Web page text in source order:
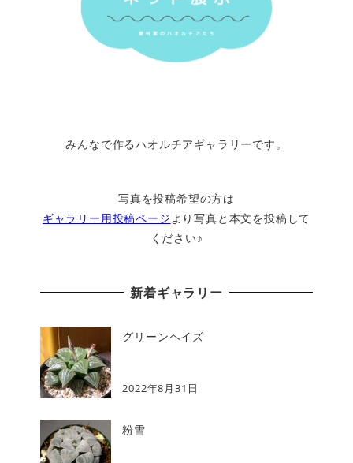
みんなで作るハオルチアギャラリーです。
写真を投稿希望の方は
ギャラリー用投稿ページ より写真と本文を投稿して
ください♪
新着ギャラリー
グリーンヘイズ
2022年8月31日
粉雪